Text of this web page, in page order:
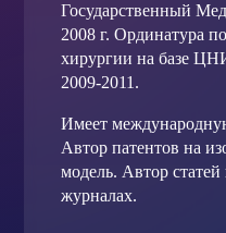
Государственный
2008 г. Ординатура
хирургии на базе
2009-2011.
Имеет
Автор патентов на
модель. Автор
журналах.